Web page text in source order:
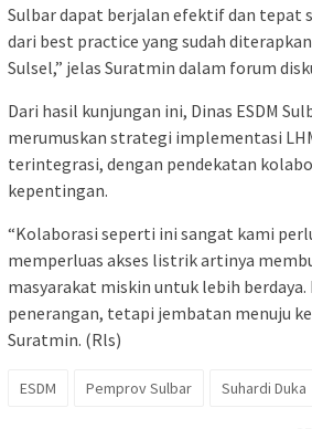
Sulbar dapat berjalan efektif dan tepat
dari best practice yang sudah diterapkan
Sulsel,” jelas Suratmin dalam forum
Dari hasil kunjungan ini, Dinas ESDM
merumuskan strategi implementasi
terintegrasi, dengan pendekatan
kepentingan.
“Kolaborasi seperti ini sangat kami
memperluas akses listrik artinya
masyarakat miskin untuk lebih
penerangan, tetapi jembatan menuju
Suratmin. (Rls)
ESDM Pemprov Sulbar Suhardi Duka